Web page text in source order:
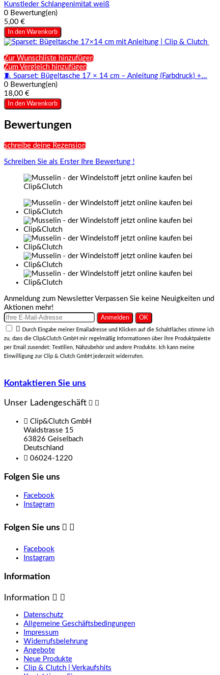
Kunstleder Schlangenimitat weiß
0 Bewertung(en)
5,00 €
In den Warenkorb
Zur Wunschliste hinzufügen
Zum Vergleich hinzufügen
🧵 Sparset: Bügeltasche 17 × 14 cm – Anleitung (Farbdruck) +...
0 Bewertung(en)
18,00 €
In den Warenkorb
Bewertungen
schreibe deine Rezension
Schreiben Sie als Erster Ihre Bewertung !
Anmeldung zum Newsletter Verpassen Sie keine Neuigkeiten und
Aktionen mehr!
Durch Eingabe meiner Emailadresse und Klicken auf die Schaltfläches stimme ich
zu, dass die Clip&Clutch GmbH mir regelmäßig Informationen über ihre Produktpalette
per Email zusendet: Textilien, Nähzubehör und andere Produkte. Ich kann meine
Einwilligung zur Clip & Clutch GmbH jederzeit widerrufen.
Kontaktieren Sie uns
Unser Ladengeschäft
Clip&Clutch GmbH
Waldstrasse 15
63826 Geiselbach
Deutschland
06024-1220
Folgen Sie uns
Facebook
Instagram
Folgen Sie uns  
Facebook
Instagram
Information
Information  
Datenschutz
Allgemeine Geschäftsbedingungen
Impressum
Widerrufsbelehrung
Angebote
Neue Produkte
Clip & Clutch | Verkaufshits